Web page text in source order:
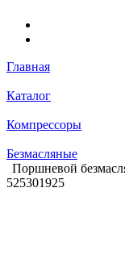
Главная
Каталог
Компрессоры
Безмасляные
Поршневой
525301925